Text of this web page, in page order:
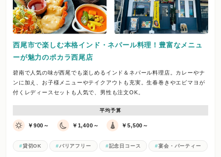
西尾市で楽しむ本格インド・ネパール料理！豊富なメニュ
ーが魅力のポカラ西尾店
碧南で人気の味が西尾でも楽しめるインド＆ネパール料理店。カレーやナ
ンに加え、お子様メニューやテイクアウトも充実。生春巻きやエビマヨが
付くレディースセットも人気で、男性も注文OK。
平均予算
￥900～ ￥1,400～ ￥5,500～
貸切OK バリアフリー 記念日コース 宴会・パーティー